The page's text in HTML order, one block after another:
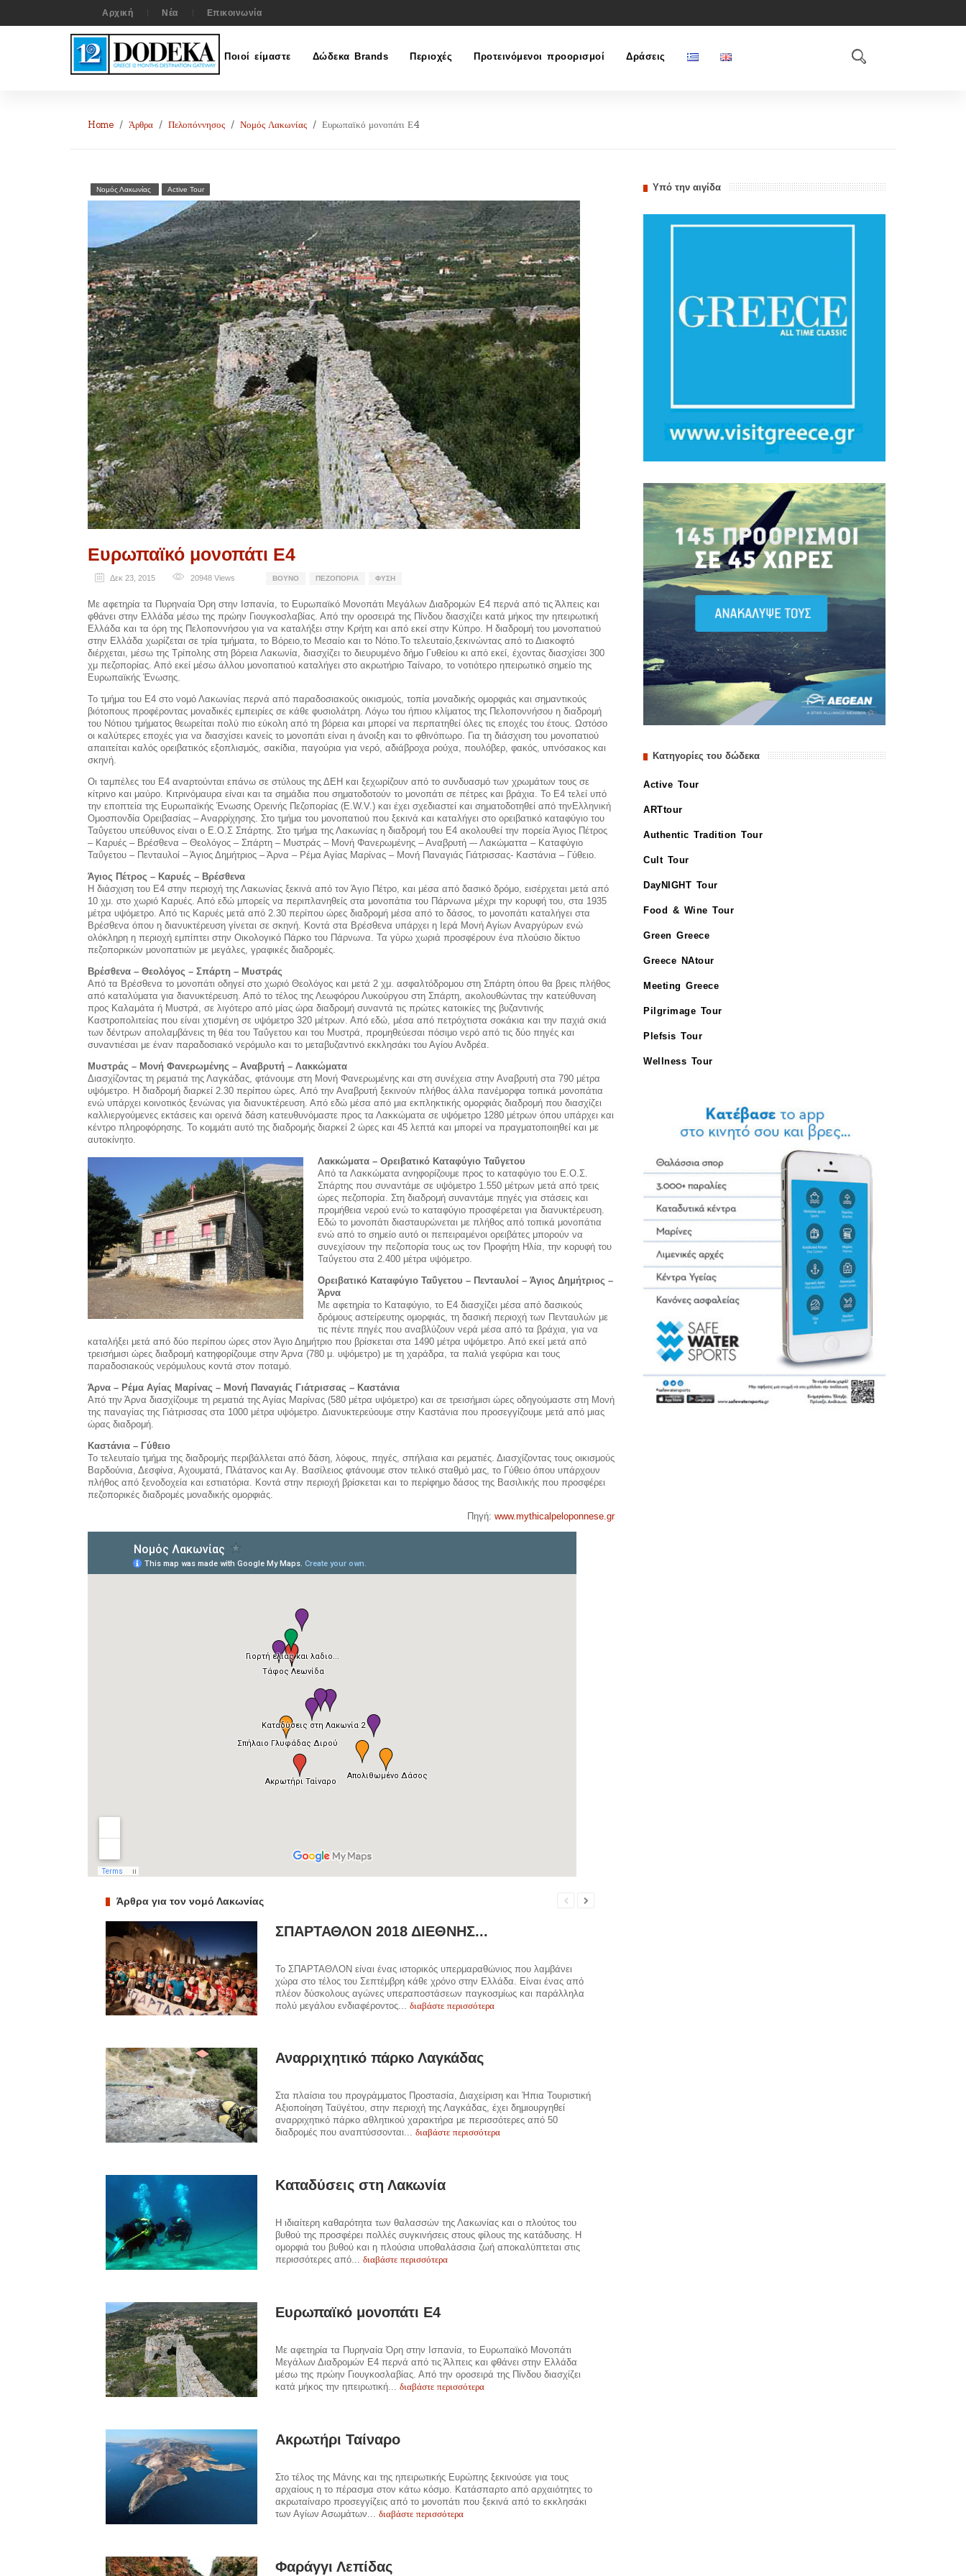
Αρχική Νέα Επικοινωνία
Ποιοί είμαστε Δώδεκα Brands Περιοχές Προτεινόμενοι προορισμοί Δράσεις
Home Άρθρα Πελοπόννησος Νομός Λακωνίας Ευρωπαϊκό μονοπάτι Ε4
Νομός Λακωνίας Active Tour
Ευρωπαϊκό μονοπάτι Ε4
Δεκ 23, 2015 20948 Views ΒΟΥΝΌ ΠΕΖΟΠΟΡΊΑ ΦΎΣΗ
Με αφετηρία τα Πυρηναία Όρη στην Ισπανία, το Ευρωπαϊκό Μονοπάτι Μεγάλων Διαδρομών Ε4 περνά από τις Άλπεις και
φθάνει στην Ελλάδα μέσω της πρώην Γιουγκοσλαβίας. Από την οροσειρά της Πίνδου διασχίζει κατά μήκος την ηπειρωτική
Ελλάδα και τα όρη της Πελοποννήσου για να καταλήξει στην Κρήτη και από εκεί στην Κύπρο. Η διαδρομή του μονοπατιού
στην Ελλάδα χωρίζεται σε τρία τμήματα, το Βόρειο,το Μεσαίο και το Νότιο.Το τελευταίο,ξεκινώντας από το Διακοφτό
διέρχεται, μέσω της Τρίπολης στη βόρεια Λακωνία, διασχίζει το διευρυμένο δήμο Γυθείου κι από εκεί, έχοντας διασχίσει 300
χμ πεζοπορίας. Από εκεί μέσω άλλου μονοπατιού καταλήγει στο ακρωτήριο Ταίναρο, το νοτιότερο ηπειρωτικό σημείο της
Ευρωπαϊκής Ένωσης.
Το τμήμα του Ε4 στο νομό Λακωνίας περνά από παραδοσιακούς οικισμούς, τοπία μοναδικής ομορφιάς και σημαντικούς
βιότοπους προφέροντας μοναδικές εμπειρίες σε κάθε φυσιολάτρη. Λόγω του ήπιου κλίματος της Πελοποννήσου η διαδρομή
του Νότιου τμήματος θεωρείται πολύ πιο εύκολη από τη βόρεια και μπορεί να περπατηθεί όλες τις εποχές του έτους. Ωστόσο
οι καλύτερες εποχές για να διασχίσει κανείς το μονοπάτι είναι η άνοιξη και το φθινόπωρο. Για τη διάσχιση του μονοπατιού
απαιτείται καλός ορειβατικός εξοπλισμός, σακίδια, παγούρια για νερό, αδιάβροχα ρούχα, πουλόβερ, φακός, υπνόσακος και
σκηνή.
Οι ταμπέλες του Ε4 αναρτούνται επάνω σε στύλους της ΔΕΗ και ξεχωρίζουν από το συνδυασμό των χρωμάτων τους σε
κίτρινο και μαύρο. Κιτρινόμαυρα είναι και τα σημάδια που σηματοδοτούν το μονοπάτι σε πέτρες και βράχια. Το Ε4 τελεί υπό
την εποπτεία της Ευρωπαϊκής Ένωσης Ορεινής Πεζοπορίας (E.W.V.) και έχει σχεδιαστεί και σηματοδοτηθεί από τηνΕλληνική
Ομοσπονδία Ορειβασίας – Αναρρίχησης. Στο τμήμα του μονοπατιού που ξεκινά και καταλήγει στο ορειβατικό καταφύγιο του
Ταΰγετου υπεύθυνος είναι ο Ε.Ο.Σ Σπάρτης. Στο τμήμα της Λακωνίας η διαδρομή του Ε4 ακολουθεί την πορεία Άγιος Πέτρος
– Καρυές – Βρέσθενα – Θεολόγος – Σπάρτη – Μυστράς – Μονή Φανερωμένης – Αναβρυτή –- Λακώματτα – Καταφύγιο
Ταΰγετου – Πενταυλοί – Άγιος Δημήτριος – Άρνα – Ρέμα Αγίας Μαρίνας – Μονή Παναγιάς Γιάτρισσας- Καστάνια – Γύθειο.
Άγιος Πέτρος – Καρυές – Βρέσθενα
Η διάσχιση του Ε4 στην περιοχή της Λακωνίας ξεκινά από τον Άγιο Πέτρο, και μέσα από δασικό δρόμο, εισέρχεται μετά από
10 χμ. στο χωριό Καρυές. Από εδώ μπορείς να περιπλανηθείς στα μονοπάτια του Πάρνωνα μέχρι την κορυφή του, στα 1935
μέτρα υψόμετρο. Από τις Καρυές μετά από 2.30 περίπου ώρες διαδρομή μέσα από το δάσος, το μονοπάτι καταλήγει στα
Βρέσθενα όπου η διανυκτέρευση γίνεται σε σκηνή. Κοντά στα Βρέσθενα υπάρχει η Ιερά Μονή Αγίων Αναργύρων ενώ
ολόκληρη η περιοχή εμπίπτει στην Οικολογικό Πάρκο του Πάρνωνα. Τα γύρω χωριά προσφέρουν ένα πλούσιο δίκτυο
πεζοπορικών μονοπατιών με μεγάλες, γραφικές διαδρομές.
Βρέσθενα – Θεολόγος – Σπάρτη – Μυστράς
Από τα Βρέσθενα το μονοπάτι οδηγεί στο χωριό Θεολόγος και μετά 2 χμ. ασφαλτόδρομου στη Σπάρτη όπου θα βρεις πλήθος
από καταλύματα για διανυκτέρευση. Από το τέλος της Λεωφόρου Λυκούργου στη Σπάρτη, ακολουθώντας την κατεύθυνση
προς Καλαμάτα ή Μυστρά, σε λιγότερο από μίας ώρα διαδρομή συναντά τις πρώτες κατοικίες της βυζαντινής
Καστροπολιτείας που είναι χτισμένη σε υψόμετρο 320 μέτρων. Από εδώ, μέσα από πετρόχτιστα σοκάκια και την παχιά σκιά
των δέντρων απολαμβάνεις τη θέα του Ταΰγετου και του Μυστρά, προμηθεύεσαι πόσιμο νερό από τις δύο πηγές και
συναντιέσαι με έναν παραδοσιακό νερόμυλο και το μεταβυζαντινό εκκλησάκι του Αγίου Ανδρέα.
Μυστράς – Μονή Φανερωμένης – Αναβρυτή – Λακκώματα
Διασχίζοντας τη ρεματιά της Λαγκάδας, φτάνουμε στη Μονή Φανερωμένης και στη συνέχεια στην Αναβρυτή στα 790 μέτρα
υψόμετρο. Η διαδρομή διαρκεί 2.30 περίπου ώρες. Από την Αναβρυτή ξεκινούν πλήθος άλλα πανέμορφα τοπικά μονοπάτια
ενώ υπάρχει κοινοτικός ξενώνας για διανυκτέρευση. Από εδώ μέσα από μια εκπληκτικής ομορφιάς διαδρομή που διασχίζει
καλλιεργούμενες εκτάσεις και ορεινά δάση κατευθυνόμαστε προς τα Λακκώματα σε υψόμετρο 1280 μέτρων όπου υπάρχει και
κέντρο πληροφόρησης. Το κομμάτι αυτό της διαδρομής διαρκεί 2 ώρες και 45 λεπτά και μπορεί να πραγματοποιηθεί και με
αυτοκίνητο.
Λακκώματα – Ορειβατικό Καταφύγιο Ταΰγετου
Από τα Λακκώματα ανηφορίζουμε προς το καταφύγιο του Ε.Ο.Σ.
Σπάρτης που συναντάμε σε υψόμετρο 1.550 μέτρων μετά από τρεις
ώρες πεζοπορία. Στη διαδρομή συναντάμε πηγές για στάσεις και
προμήθεια νερού ενώ το καταφύγιο προσφέρεται για διανυκτέρευση.
Εδώ το μονοπάτι διασταυρώνεται με πλήθος από τοπικά μονοπάτια
ενώ από το σημείο αυτό οι πεπειραμένοι ορειβάτες μπορούν να
συνεχίσουν την πεζοπορία τους ως τον Προφήτη Ηλία, την κορυφή του
Ταΰγετου στα 2.400 μέτρα υψόμετρο.
Ορειβατικό Καταφύγιο Ταΰγετου – Πενταυλοί – Άγιος Δημήτριος –
Άρνα
Με αφετηρία το Καταφύγιο, το Ε4 διασχίζει μέσα από δασικούς
δρόμους αστείρευτης ομορφιάς, τη δασική περιοχή των Πενταυλών με
τις πέντε πηγές που αναβλύζουν νερά μέσα από τα βράχια, για να
καταλήξει μετά από δύο περίπου ώρες στον Άγιο Δημήτριο που βρίσκεται στα 1490 μέτρα υψόμετρο. Από εκεί μετά από
τρεισήμισι ώρες διαδρομή κατηφορίζουμε στην Άρνα (780 μ. υψόμετρο) με τη χαράδρα, τα παλιά γεφύρια και τους
παραδοσιακούς νερόμυλους κοντά στον ποταμό.
Άρνα – Ρέμα Αγίας Μαρίνας – Μονή Παναγιάς Γιάτρισσας – Καστάνια
Από την Άρνα διασχίζουμε τη ρεματιά της Αγίας Μαρίνας (580 μέτρα υψόμετρο) και σε τρεισήμισι ώρες οδηγούμαστε στη Μονή
της παναγίας της Γιάτρισσας στα 1000 μέτρα υψόμετρο. Διανυκτερεύουμε στην Καστάνια που προσεγγίζουμε μετά από μιας
ώρας διαδρομή.
Καστάνια – Γύθειο
Το τελευταίο τμήμα της διαδρομής περιβάλλεται από δάση, λόφους, πηγές, σπήλαια και ρεματιές. Διασχίζοντας τους οικισμούς
Βαρδούνια, Δεσφίνα, Αχουματά, Πλάτανος και Αγ. Βασίλειος φτάνουμε στον τελικό σταθμό μας, το Γύθειο όπου υπάρχουν
πλήθος από ξενοδοχεία και εστιατόρια. Κοντά στην περιοχή βρίσκεται και το περίφημο δάσος της Βασιλικής που προσφέρει
πεζοπορικές διαδρομές μοναδικής ομορφιάς.
Πηγή:www.mythicalpeloponnese.gr
Άρθρα για τον νομό Λακωνίας
ΣΠΑΡΤΑΘΛΟΝ 2018 ΔΙΕΘΝΗΣ...
Το ΣΠΑΡΤΑΘΛΟΝ είναι ένας ιστορικός υπερμαραθώνιος που λαμβάνει
χώρα στο τέλος του Σεπτέμβρη κάθε χρόνο στην Ελλάδα. Είναι ένας από
πλέον δύσκολους αγώνες υπεραποστάσεων παγκοσμίως και παράλληλα
πολύ μεγάλου ενδιαφέροντος...διαβάστε περισσότερα
Αναρριχητικό πάρκο Λαγκάδας
Στα πλαίσια του προγράμματος Προστασία, Διαχείριση και Ήπια Τουριστική
Αξιοποίηση Ταϋγέτου, στην περιοχή της Λαγκάδας, έχει δημιουργηθεί
αναρριχητικό πάρκο αθλητικού χαρακτήρα με περισσότερες από 50
διαδρομές που αναπτύσσονται...διαβάστε περισσότερα
Καταδύσεις στη Λακωνία
Η ιδιαίτερη καθαρότητα των θαλασσών της Λακωνίας και ο πλούτος του
βυθού της προσφέρει πολλές συγκινήσεις στους φίλους της κατάδυσης. Η
ομορφιά του βυθού και η πλούσια υποθαλάσσια ζωή αποκαλύπτεται στις
περισσότερες από...διαβάστε περισσότερα
Ευρωπαϊκό μονοπάτι Ε4
Με αφετηρία τα Πυρηναία Όρη στην Ισπανία, το Ευρωπαϊκό Μονοπάτι
Μεγάλων Διαδρομών Ε4 περνά από τις Άλπεις και φθάνει στην Ελλάδα
μέσω της πρώην Γιουγκοσλαβίας. Από την οροσειρά της Πίνδου διασχίζει
κατά μήκος την ηπειρωτική...διαβάστε περισσότερα
Ακρωτήρι Ταίναρο
Στο τέλος της Μάνης και της ηπειρωτικής Ευρώπης ξεκινούσε για τους
αρχαίους η το πέρασμα στον κάτω κόσμο. Κατάσπαρτο από αρχαιότητες το
ακρωταίναρο προσεγγίζεις από το μονοπάτι που ξεκινά από το εκκλησάκι
των Αγίων Ασωμάτων...διαβάστε περισσότερα
Φαράγγι Λεπίδας
Υπό την αιγίδα
Κατηγορίες του δώδεκα
Active Tour
ARTtour
Authentic Tradition Tour
Cult Tour
DayNIGHT Tour
Food & Wine Tour
Green Greece
Greece NAtour
Meeting Greece
Pilgrimage Tour
Plefsis Tour
Wellness Tour